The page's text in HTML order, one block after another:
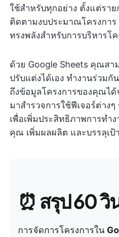
ใช้สำหรับทุกอย่าง ตั้งแต่รา
ติดตามงบประมาณโครงการ
ทรงพลังสำหรับการบริหารโค
ด้วย Google Sheets คุณสา
ปรับแต่งได้เอง ทำงานร่วมกั
ถึงข้อมูลโครงการของคุณไ
มาสำรวจการใช้ฟีเจอร์ต่าง
เพื่อเพิ่มประสิทธิภาพการทำ
คุณ เพิ่มผลผลิต และบรรลุเ
⏰ สรุป 60 วิ
การจัดการโครงการใน